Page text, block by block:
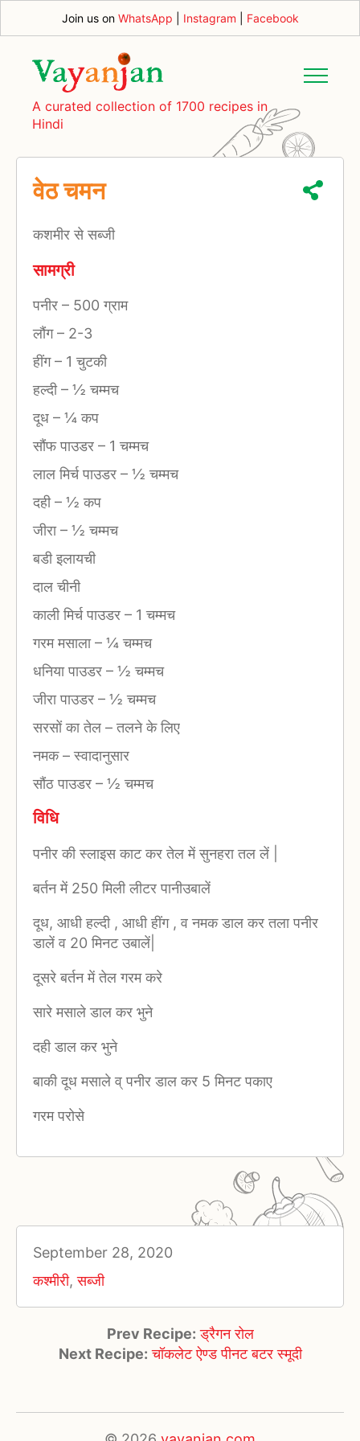
Join us on WhatsApp Instagram Facebook
A curated collection of 1700 recipes in
Hindi
वेठ चमन
कशमीर से सब्जी
सामग्री
पनीर – 500 ग्राम
लौंग– 2-3
हींग– 1 चुटकी
हल्दी– ½ चम्मच
दूध – ¼ कप
सौंफ पाउडर – 1 चम्मच
लाल मिर्च पाउडर – ½ चम्मच
दही– ½ कप
जीरा– ½ चम्मच
बडी इलायची
दाल चीनी
काली मिर्च पाउडर – 1 चम्मच
गरम मसाला– ¼ चम्मच
धनिया पाउडर – ½ चम्मच
जीरा पाउडर – ½ चम्मच
सरसों का तेल –तलने के लिए
नमक–स्वादानुसार
सौंठ पाउडर – ½ चम्मच
विधि
पनीर की स्लाइस काट कर तेल में सुनहरा तल लें |
बर्तन में 250 मिली लीटर पानीउबालें
दूध, आधी हल्दी , आधी हींग , व नमक डाल कर तला पनीर
डालें व 20 मिनट उबालें|
दूसरे बर्तन में तेल गरम करे
सारे मसाले डाल कर भुने
दही डाल कर भुने
बाकी दूध मसाले व् पनीर डाल कर 5 मिनट पकाए
गरम परोसे
September 28, 2020
कश्मीरी,सब्जी
Prev Recipe: ड्रैगन रोल
Next Recipe: चॉकलेट ऐण्ड पीनट बटर स्मूदी